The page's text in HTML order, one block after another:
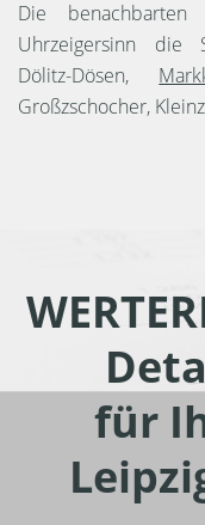
Die
Uhrzeigersinn die
Dölitz-Dösen,
Großzschocher,
für